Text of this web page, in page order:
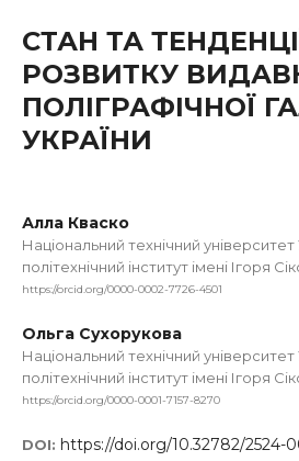
СТАН ТА
РОЗВИТКУ
ПОЛІГРАФІЧНОЇ
УКРАЇНИ
Алла Кваско
Національний технічний університет
політехнічний інститут імені Ігоря
https://orcid.org/0000-0002-7726-4501
Ольга Сухорукова
Національний технічний університет
політехнічний інститут імені Ігоря
https://orcid.org/0000-0001-7157-8270
DOI: https://doi.org/10.32782/2524-